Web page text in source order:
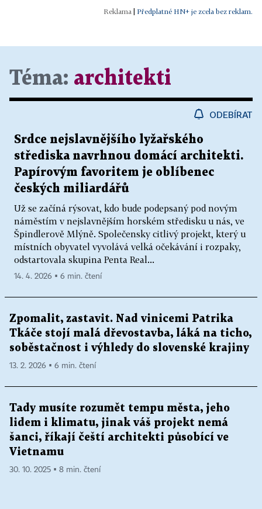
Předplatné HN+ je zcela bez reklam.
Téma: architekti
ODEBÍRAT
Srdce nejslavnějšího lyžařského
střediska navrhnou domácí architekti.
Papírovým favoritem je oblíbenec
českých miliardářů
Už se začíná rýsovat, kdo bude podepsaný pod novým
náměstím v nejslavnějším horském středisku u nás, ve
Špindlerově Mlýně. Společensky citlivý projekt, který u
místních obyvatel vyvolává velká očekávání i rozpaky,
odstartovala skupina Penta Real...
14. 4. 2026 ▪ 6 min. čtení
Zpomalit, zastavit. Nad vinicemi Patrika
Tkáče stojí malá dřevostavba, láká na ticho,
soběstačnost i výhledy do slovenské krajiny
13. 2. 2026 ▪ 6 min. čtení
Tady musíte rozumět tempu města, jeho
lidem i klimatu, jinak váš projekt nemá
šanci, říkají čeští architekti působící ve
Vietnamu
30. 10. 2025 ▪ 8 min. čtení